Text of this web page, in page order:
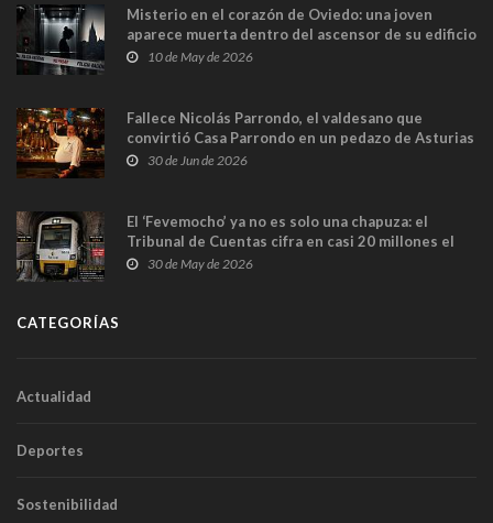
Misterio en el corazón de Oviedo: una joven
aparece muerta dentro del ascensor de su edificio
y las cámaras captan sus últimos minutos
10 de May de 2026
Fallece Nicolás Parrondo, el valdesano que
convirtió Casa Parrondo en un pedazo de Asturias
en Madrid
30 de Jun de 2026
El ‘Fevemocho’ ya no es solo una chapuza: el
Tribunal de Cuentas cifra en casi 20 millones el
sobrecoste de los trenes que no cabían por los
30 de May de 2026
CATEGORÍAS
Actualidad
Deportes
Sostenibilidad